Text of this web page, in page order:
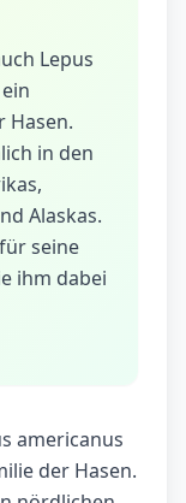
Lepus
Hasen.
in den
Alaskas.
seine
ihm dabei
americanus
der Hasen.